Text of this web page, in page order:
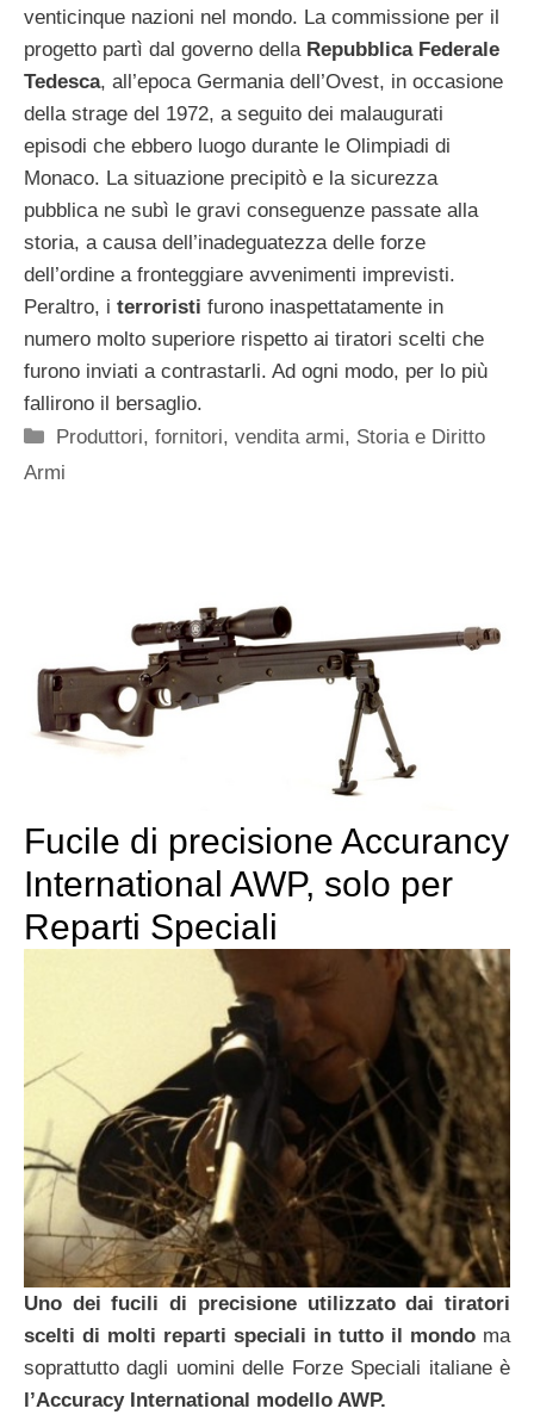
venticinque nazioni nel mondo. La commissione per il
progetto partì dal governo della Repubblica Federale
Tedesca, all’epoca Germania dell’Ovest, in occasione
della strage del 1972, a seguito dei malaugurati
episodi che ebbero luogo durante le Olimpiadi di
Monaco. La situazione precipitò e la sicurezza
pubblica ne subì le gravi conseguenze passate alla
storia, a causa dell’inadeguatezza delle forze
dell’ordine a fronteggiare avvenimenti imprevisti.
Peraltro, i terroristi furono inaspettatamente in
numero molto superiore rispetto ai tiratori scelti che
furono inviati a contrastarli. Ad ogni modo, per lo più
fallirono il bersaglio.
Categorie
Produttori, fornitori, vendita armi, Storia e Diritto
Armi
Fucile di precisione Accurancy
International AWP, solo per
Reparti Speciali
Uno dei fucili di precisione utilizzato dai tiratori
scelti di molti reparti speciali in tutto il mondo ma
soprattutto dagli uomini delle Forze Speciali italiane è
l’Accuracy International modello AWP.